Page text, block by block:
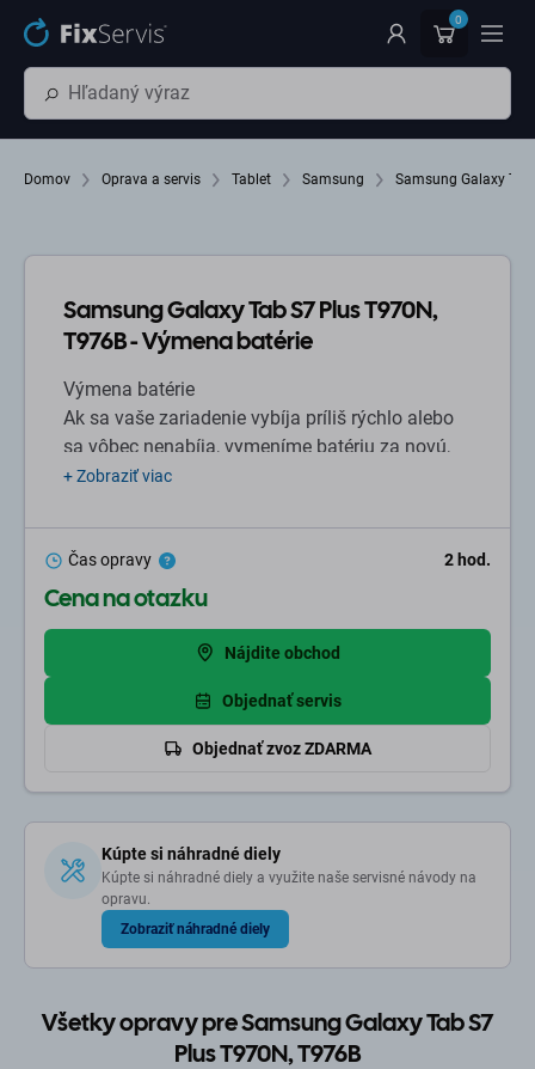
Preskočiť na hlavný obsah 0
Domov Oprava a servis Tablet Samsung Samsung Galaxy
Samsung Galaxy Tab S7 Plus T970N,
T976B - Výmena batérie
Výmena batérie
Ak sa vaše zariadenie vybíja príliš rýchlo alebo
sa vôbec nenabíja, vymeníme batériu za novú,
kompatibilnú s vaším modelom, čím obnovíme
Obnoví sa plná funkčnosť zariadenia.
Zlepší sa výdrž a efektivita.
Predíde sa problémom s častým vybíjaním a
+ Zobraziť viac
Čas opravy 2 hod.
Cena na otazku
Nájdite obchod
Objednať servis
Objednať zvoz ZDARMA
Kúpte si náhradné diely
Kúpte si náhradné diely a využite naše servisné návody na
opravu.
Zobraziť náhradné diely
Všetky opravy pre Samsung Galaxy Tab S7
Plus T970N, T976B